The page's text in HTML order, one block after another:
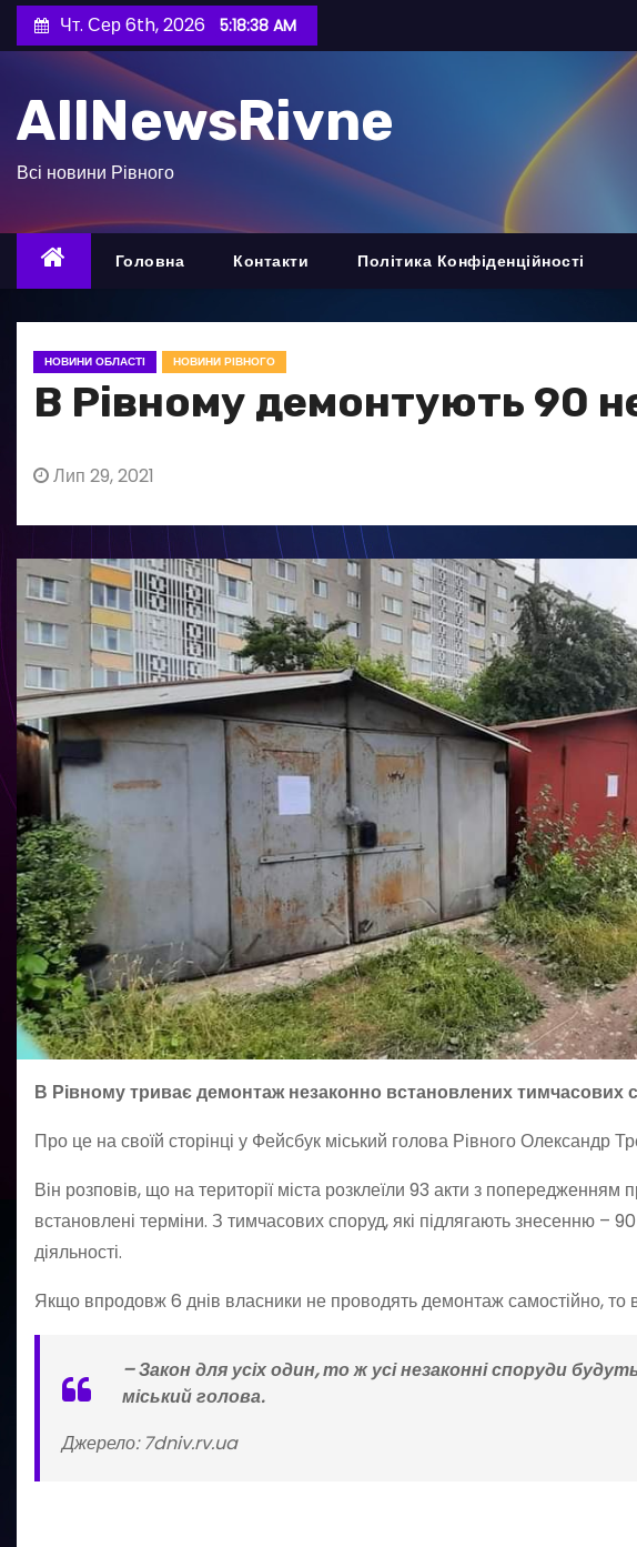
е
д
Чт. Сер 6th, 2026 5:18:39 AM
AllNewsRivne
Всі новини Рівного
Головна Контакти Політика Конфіденційності
НОВИНИ ОБЛАСТІ НОВИНИ РІВНОГО
В Рівному демонтують 90
Лип 29, 2021
В Рівному триває демонтаж незаконно встановлених тимчасових
Про це на своїй сторінці у Фейсбук міський голова Рівного Олександр
Він розповів, що на території міста розклеїли 93 акти з
встановлені терміни. З тимчасових споруд, які підлягають знесенню –
діяльності.
Якщо впродовж 6 днів власники не проводять демонтаж самостійно, то
– Закон для усіх один, то ж усі незаконні споруди
міський голова.
Джерело: 7dniv.rv.ua